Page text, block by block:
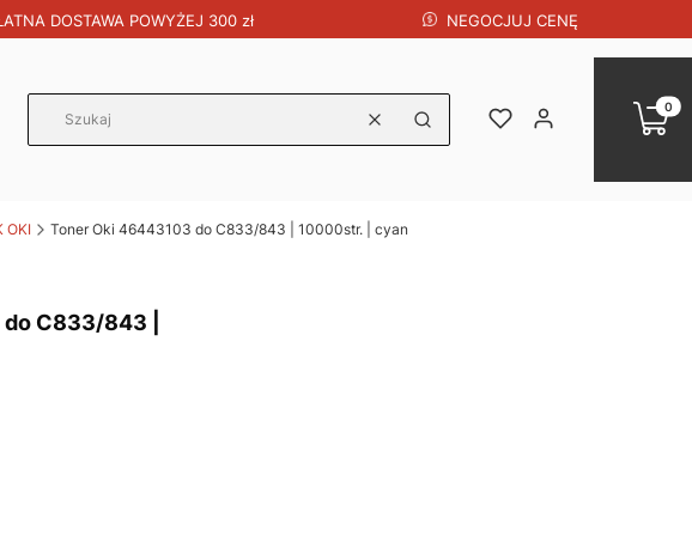
DOSTAWA POWYŻEJ 300 zł NEGOCJUJ CENĘ
WyczyśćSzukaj
UlubioneZaloguj się
OKI Toner Oki 46443103 do C833/843 | 10000str. | cyan
C833/843 |